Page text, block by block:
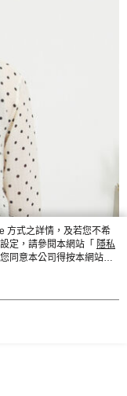
方式之詳情，及若您不希
定，請參閱本網站「 隱私
同意本公司得按本網站使